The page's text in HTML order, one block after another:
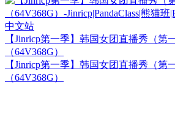
【Jinricp第一季】韩国女团直播秀（第
（64V368G）
【Jinricp第一季】韩国女团直播秀（第
（64V368G）